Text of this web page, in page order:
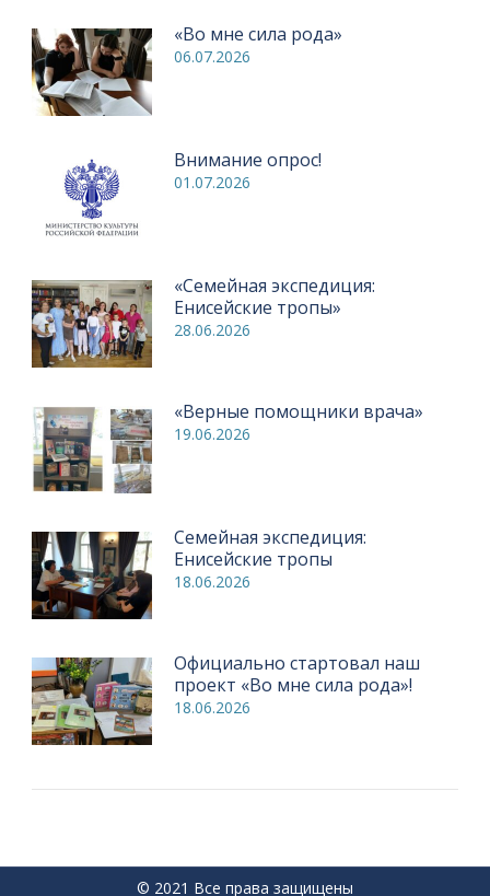
«Во мне сила рода»
06.07.2026
Внимание опрос!
01.07.2026
«Семейная экспедиция:
Енисейские тропы»
28.06.2026
«Верные помощники врача»
19.06.2026
Семейная экспедиция:
Енисейские тропы
18.06.2026
Официально стартовал наш
проект «Во мне сила рода»!
18.06.2026
© 2021 Все права защищены